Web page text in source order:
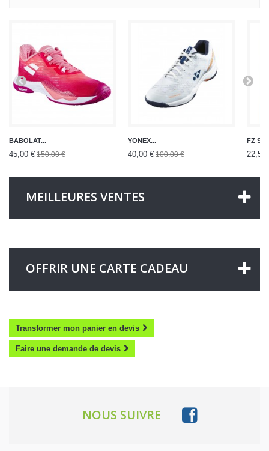
BABOLAT...
45,00 € 150,00 €
YONEX...
40,00 € 100,00 €
FZ
22,50
MEILLEURES VENTES
OFFRIR UNE CARTE CADEAU
Transformer mon panier en devis
Faire une demande de devis
NOUS SUIVRE